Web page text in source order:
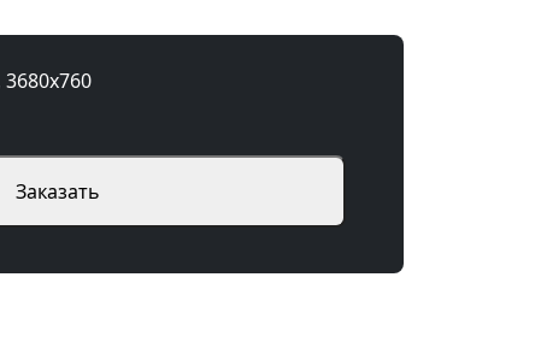
Заказать